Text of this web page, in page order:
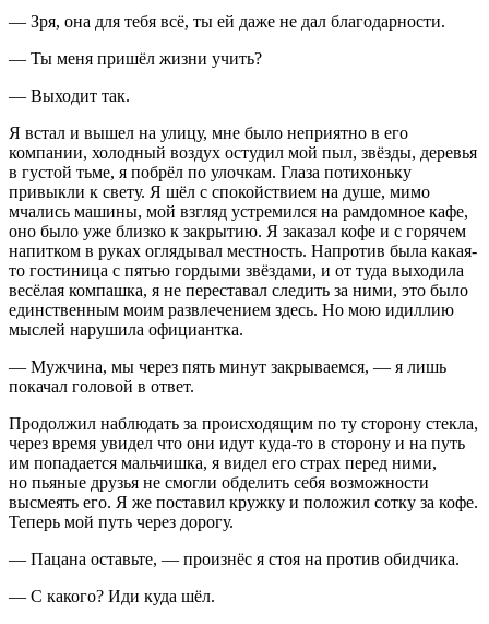
— Зря, она для тебя всё, ты ей даже не дал благодарности.
— Ты меня пришёл жизни учить?
— Выходит так.
Я встал и вышел на улицу, мне было неприятно в его
компании, холодный воздух остудил мой пыл, звёзды, деревья
в густой тьме, я побрёл по улочкам. Глаза потихоньку
привыкли к свету. Я шёл с спокойствием на душе, мимо
мчались машины, мой взгляд устремился на рамдомное кафе,
оно было уже близко к закрытию. Я заказал кофе и с горячем
напитком в руках оглядывал местность. Напротив была какая-
то гостиница с пятью гордыми звёздами, и от туда выходила
весёлая компашка, я не переставал следить за ними, это было
единственным моим развлечением здесь. Но мою идиллию
мыслей нарушила официантка.
— Мужчина, мы через пять минут закрываемся, — я лишь
покачал головой в ответ.
Продолжил наблюдать за происходящим по ту сторону стекла,
через время увидел что они идут куда-то в сторону и на путь
им попадается мальчишка, я видел его страх перед ними,
но пьяные друзья не смогли обделить себя возможности
высмеять его. Я же поставил кружку и положил сотку за кофе.
Теперь мой путь через дорогу.
— Пацана оставьте, — произнёс я стоя на против обидчика.
— С какого? Иди куда шёл.